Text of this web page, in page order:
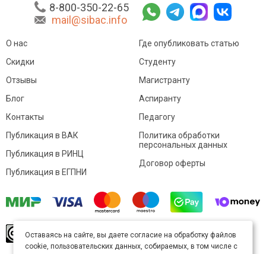
8-800-350-22-65
mail@sibac.info
О нас
Скидки
Отзывы
Блог
Контакты
Где опубликовать статью
Студенту
Магистранту
Аспиранту
Педагогу
Публикация в ВАК
Публикация в РИНЦ
Публикация в ЕГПНИ
Политика обработки
персональных данных
Договор оферты
произведение доступно полицензии Creative
Commons «Attribution» («Атрибуция») 4.0
Оставаясь на сайте, вы даете согласие на обработку файлов
cookie, пользовательских данных, собираемых, в том числе с